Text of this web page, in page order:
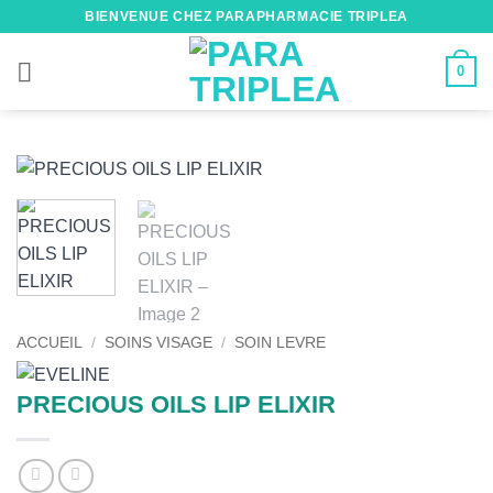
contenu
BIENVENUE CHEZ PARAPHARMACIE TRIPLEA
0
ACCUEIL / SOINS VISAGE / SOIN LEVRE
PRECIOUS OILS LIP ELIXIR